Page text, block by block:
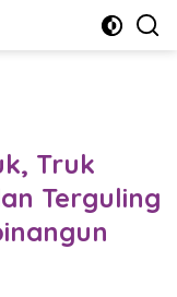
Truk
Terguling